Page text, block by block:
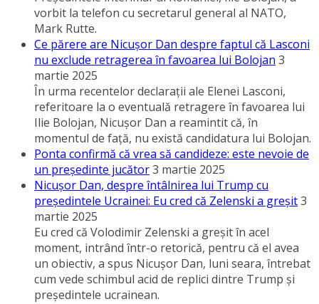
vorbit la telefon cu secretarul general al NATO,
Mark Rutte.
Ce părere are Nicuşor Dan despre faptul că Lasconi
nu exclude retragerea în favoarea lui Bolojan 3
martie 2025
În urma recentelor declaraţii ale Elenei Lasconi,
referitoare la o eventuală retragere în favoarea lui
Ilie Bolojan, Nicuşor Dan a reamintit că, în
momentul de faţă, nu există candidatura lui Bolojan.
Ponta confirmă că vrea să candideze: este nevoie de
un preşedinte jucător3 martie 2025
Nicuşor Dan, despre întâlnirea lui Trump cu
preşedintele Ucrainei: Eu cred că Zelenski a greşit3
martie 2025
Eu cred că Volodimir Zelenski a greşit în acel
moment, intrând într-o retorică, pentru că el avea
un obiectiv, a spus Nicuşor Dan, luni seara, întrebat
cum vede schimbul acid de replici dintre Trump şi
preşedintele ucrainean.